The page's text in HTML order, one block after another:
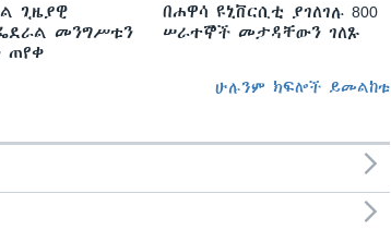
ጊዜያዊ
መንግሥቱን
ጠየቀ
በሐዋሳ ዩኒቨርሲቲ ያገለገሉ 800
ሠራተኞች መታዳቸውን ገለጹ
ሁሉንም ክፍሎች ይመልከቱ